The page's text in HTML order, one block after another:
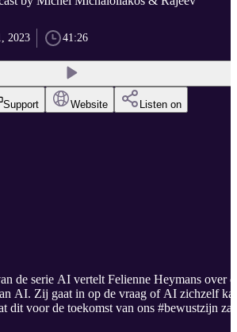
2023 41:26
Support Website Listen on
de serie AI vertelt Felienne Heymans over
AI. Zij gaat in op de vraag of AI zichzelf
dit voor de toekomst van ons #bewustzijn zal